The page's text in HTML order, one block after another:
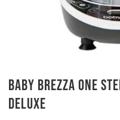
Baby Brezza One
Deluxe